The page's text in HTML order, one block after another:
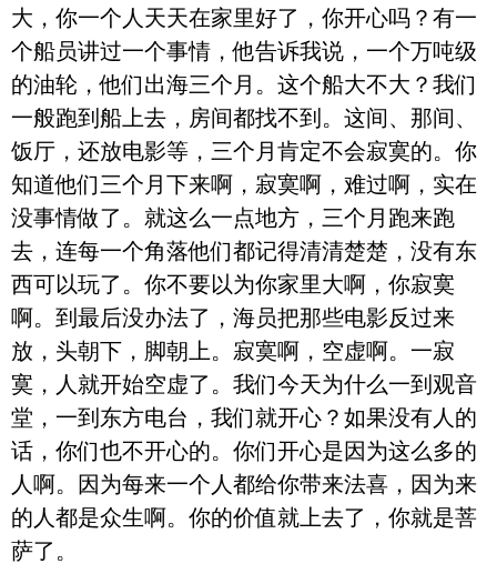
大，你一个人天天在家里好了，你开心吗？有一
个船员讲过一个事情，他告诉我说，一个万吨级
的油轮，他们出海三个月。这个船大不大？我们
一般跑到船上去，房间都找不到。这间、那间、
饭厅，还放电影等，三个月肯定不会寂寞的。你
知道他们三个月下来啊，寂寞啊，难过啊，实在
没事情做了。就这么一点地方，三个月跑来跑
去，连每一个角落他们都记得清清楚楚，没有东
西可以玩了。你不要以为你家里大啊，你寂寞
啊。到最后没办法了，海员把那些电影反过来
放，头朝下，脚朝上。寂寞啊，空虚啊。一寂
寞，人就开始空虚了。我们今天为什么一到观音
堂，一到东方电台，我们就开心？如果没有人的
话，你们也不开心的。你们开心是因为这么多的
人啊。因为每来一个人都给你带来法喜，因为来
的人都是众生啊。你的价值就上去了，你就是菩
萨了。